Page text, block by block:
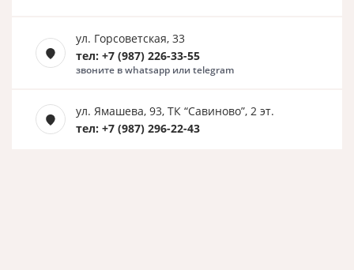
ул. Горсоветская, 33
тел: +7 (987) 226-33-55
звоните в whatsapp или telegram
ул. Ямашева, 93, ТК “Савиново”, 2 эт.
тел: +7 (987) 296-22-43